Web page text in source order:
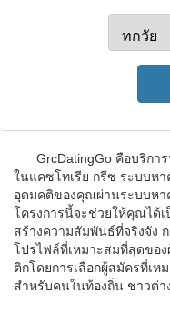
GrcDatingGo คือบริก
ในแคซโทเรีย กรีซ ระบบห
อุดมคติของคุณผ่านระบบหา
โครงการนี้จะช่วยให้คุณได้
สร้างความสัมพันธ์ที่จริงจัง
โปรไฟล์ที่เหมาะสมที่สุดขอ
ติกโดยการเลือกผู้สมัครที่เห
สำหรับคนในท้องถิ่น ชาวต่า